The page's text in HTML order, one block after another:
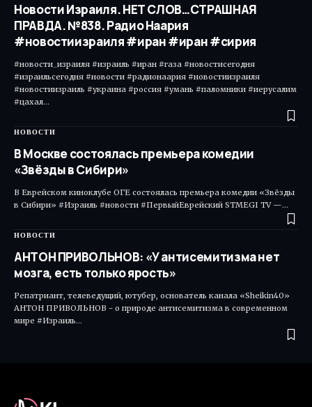
Новости Израиля. НЕТ СЛОВ…СТРАШНАЯ
ПРАВДА. №838. Радио Наария
#новостиизраиля #иран #иран #сирия
#новости_израиля #израиль #иран #газа #новостисегодня
#израильсегодня #новости #радионаария #новостиизраиля
#новостиизраиль #украина #россия #умань #паломники #иерусалим
#цахал…
НОВОСТИ
В Москве состоялась премьера комедии
«Звёзды в Сибири»
В Еврейском киноклубе ОГЕ состоялась премьера комедии «Звёзды
в Сибири» #Израиль #новости #ПервыйЕврейский STMEGI TV —…
НОВОСТИ
АНТОН ПРИВОЛЬНОВ: «У антисемитизма нет
мозга, есть только ярость»
Репатриант, телеведущий, ютубер, основатель канала «Sheikin40»
АНТОН ПРИВОЛЬНОВ - о природе антисемитизма в современном
мире #Израиль…